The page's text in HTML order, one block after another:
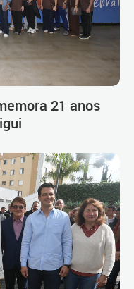
21 anos